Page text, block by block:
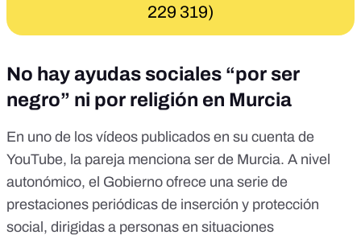
229 319)
No hay ayudas sociales “por ser
negro” ni por religión en Murcia
En uno de los vídeos publicados en su cuenta de
YouTube, la pareja menciona ser de Murcia. A nivel
autonómico, el Gobierno ofrece una serie de
prestaciones periódicas de inserción y protección
social, dirigidas a personas en situaciones